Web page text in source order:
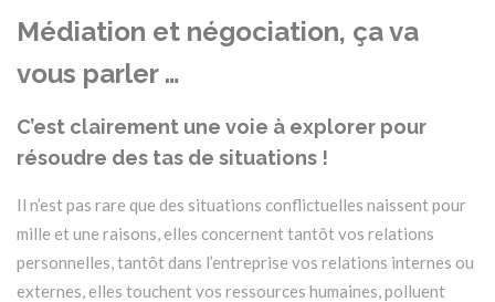
Médiation et négociation, ça va
vous parler …
C’est clairement une voie à explorer pour
résoudre des tas de situations !
Il n’est pas rare que des situations conflictuelles naissent pour
mille et une raisons, elles concernent tantôt vos relations
personnelles, tantôt dans l’entreprise vos relations internes ou
externes, elles touchent vos ressources humaines, polluent